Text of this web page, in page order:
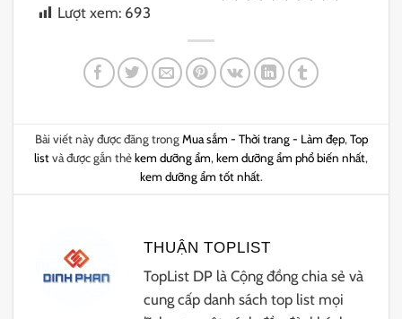
Lượt xem: 693
Bài viết này được đăng trongMua sắm - Thời trang - Làm đẹp,Top
listvà được gắn thẻkem dưỡng ẩm,kem dưỡng ẩm phổ biến nhất,
kem dưỡng ẩm tốt nhất.
THUẬN TOPLIST
TopList DP là Cộng đồng chia sẻ và
cung cấp danh sách top list mọi